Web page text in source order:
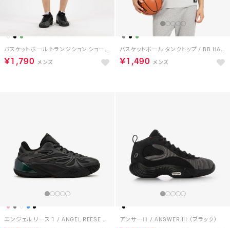
バスケットボール トランジション ショーツ / BASKETBALL TRANSITION SHORT （ホワイト）
￥1,790
バスケットボール タンクトップ / BB HALF COURT TANK （ライトグレー）
￥1,490
エンジェル リース 1 / ANGEL REESE 1 （ブラック） アンサーⅢ / ANSWER III （ブラック）